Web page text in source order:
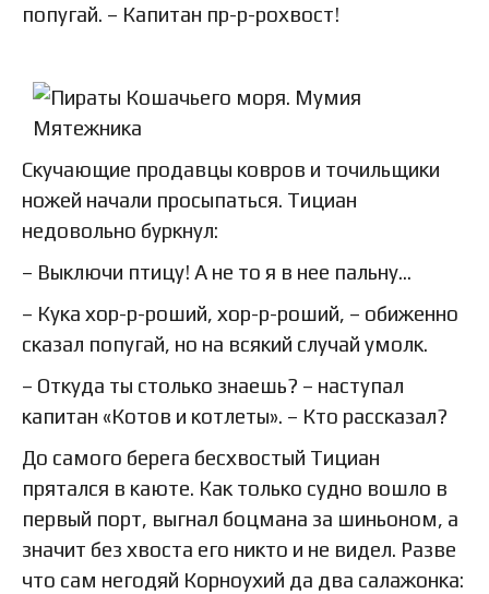
попугай. – Капитан пр-р-рохвост!
Скучающие продавцы ковров и точильщики
ножей начали просыпаться. Тициан
недовольно буркнул:
– Выключи птицу! А не то я в нее пальну…
– Кука хор-р-роший, хор-р-роший, – обиженно
сказал попугай, но на всякий случай умолк.
– Откуда ты столько знаешь? – наступал
капитан «Котов и котлеты». – Кто рассказал?
До самого берега бесхвостый Тициан
прятался в каюте. Как только судно вошло в
первый порт, выгнал боцмана за шиньоном, а
значит без хвоста его никто и не видел. Разве
что сам негодяй Корноухий да два салажонка: